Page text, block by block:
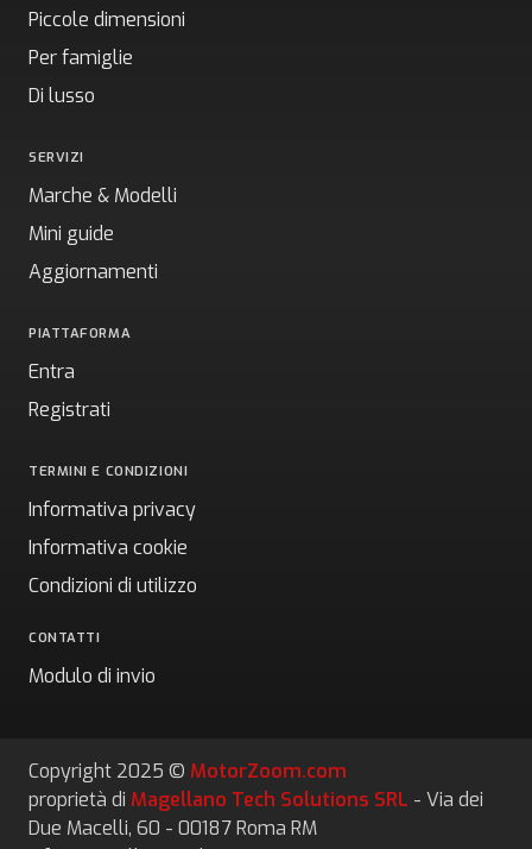
Piccole dimensioni
Per famiglie
Di lusso
SERVIZI
Marche & Modelli
Mini guide
Aggiornamenti
PIATTAFORMA
Entra
Registrati
TERMINI E CONDIZIONI
Informativa privacy
Informativa cookie
Condizioni di utilizzo
CONTATTI
Modulo di invio
Copyright 2025 © MotorZoom.com
proprietà di Magellano Tech Solutions SRL - Via dei
Due Macelli, 60 - 00187 Roma RM